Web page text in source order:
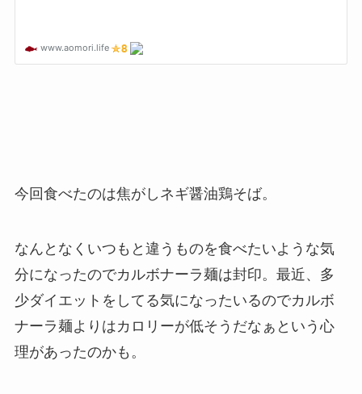
今回食べたのは焦がしネギ醤油鶏そば。
なんとなくいつもと違うものを食べたいような気
分になったのでカルボナーラ麺は封印。最近、多
少ダイエットをしてる気になったいるのでカルボ
ナーラ麺よりはカロリーが低そうだなぁという心
理があったのかも。